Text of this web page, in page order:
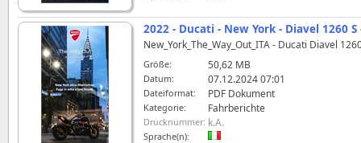
2022 - Ducati - New York - Diavel 1260
New_York_The_Way_Out_ITA - Ducati Diavel
Größe: 50,62 MB
Datum: 07.12.2024 07:01
Dateiformat: PDF Dokument
Kategorie: Fahrberichte
Drucknummer: k.A.
Sprache(n):